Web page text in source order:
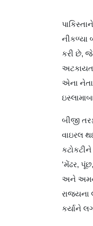
નીકળ્યા
કરી છે,
એના
બીજી
વાઇરલ
‘મેંઢર,
અને અમને
રાજ્યના
કર્યાને